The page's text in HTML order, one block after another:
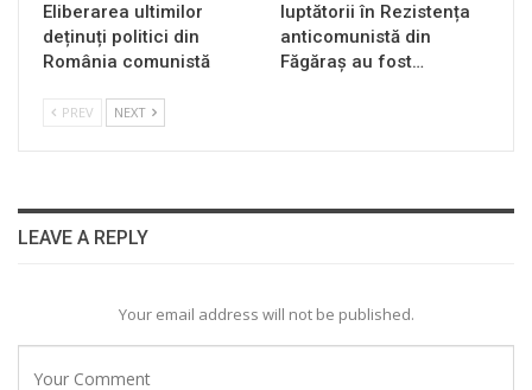
Eliberarea ultimilor
deținuți politici din
România comunistă
luptătorii în Rezistența
anticomunistă din
Făgăraș au fost…
PREV NEXT
LEAVE A REPLY
Your email address will not be published.